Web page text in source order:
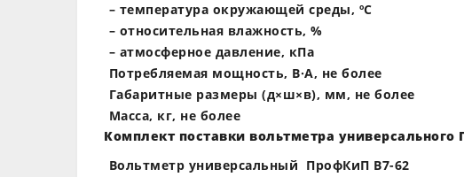
– температура окружающей среды, ºС
– относительная влажность, %
– атмосферное давление, кПа
Потребляемая мощность, В·А, не более
Габаритные размеры (д×ш×в), мм, не более
Масса, кг, не более
Комплект поставки вольтметра универсального
Вольтметр универсальный ПрофКиП В7-62